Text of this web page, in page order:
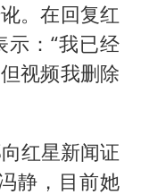
。在回复红
：“我已经
视频我删除
红星新闻证
静，目前她